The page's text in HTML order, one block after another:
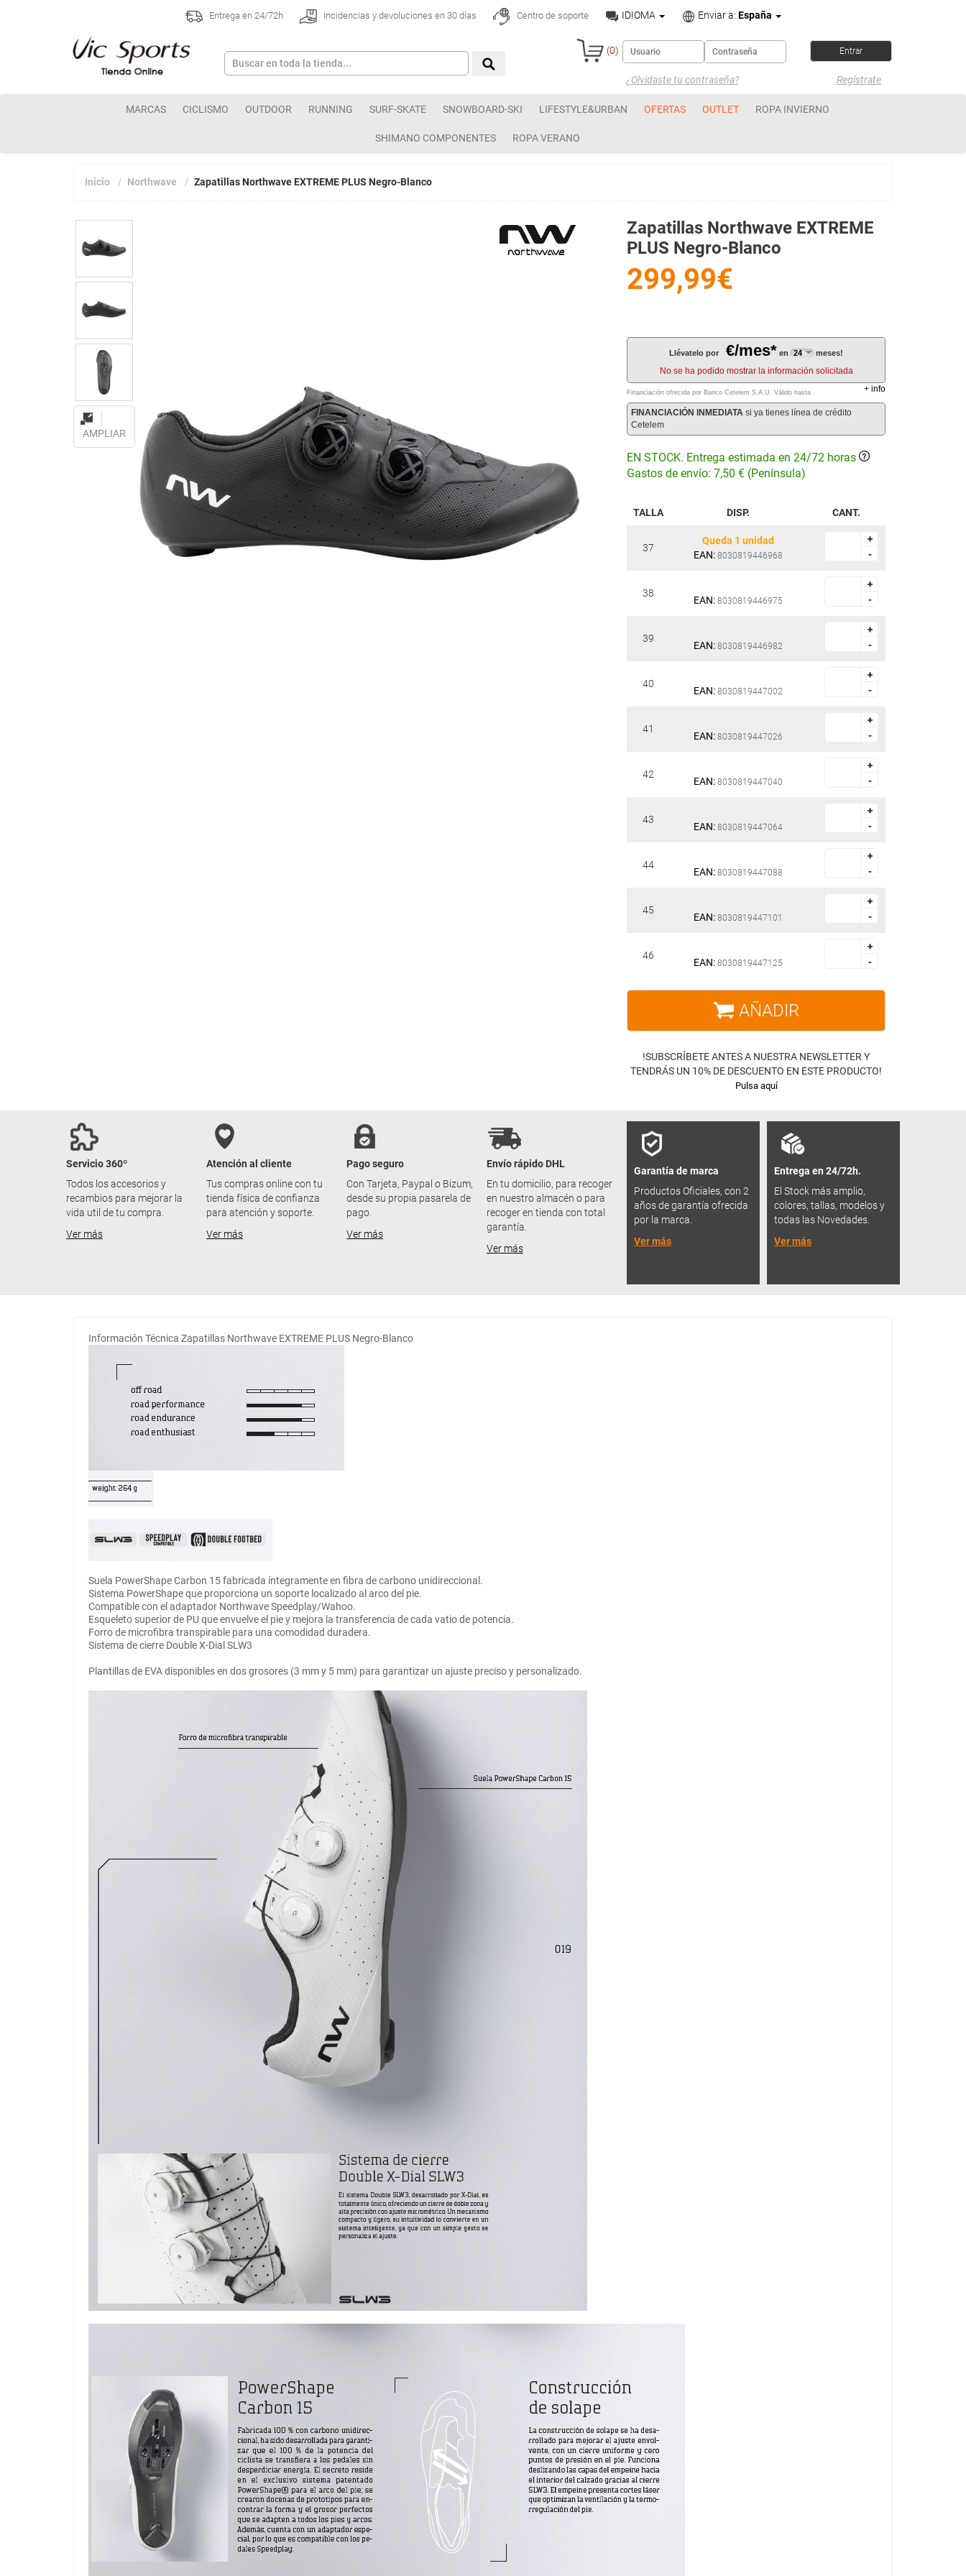
Entrega en 24/72h Incidencias y devoluciones en 30 días Centro de soporte IDIOMA Enviar a: España
(0)
¿Olvidaste tu contraseña? Regístrate
MARCAS CICLISMO OUTDOOR RUNNING SURF-SKATE SNOWBOARD-SKI LIFESTYLE&URBAN OFERTAS OUTLET ROPA INVIERNO
SHIMANO COMPONENTES ROPA VERANO
Inicio Northwave Zapatillas Northwave EXTREME PLUS Negro-Blanco
AMPLIAR
Zapatillas Northwave EXTREME
PLUS Negro-Blanco
299,99€
Llévatelo por €/mes* en meses!
No se ha podido mostrar la información solicitada
Financiación ofrecida por Banco Cetelem S.A.U. Válido hasta + info
FINANCIACIÓN INMEDIATA si ya tienes línea de crédito
Cetelem
EN STOCK. Entrega estimada en 24/72 horas
Gastos de envío: 7,50 € (Península)
TALLA DISP. CANT.
37
Queda 1 unidad
EAN: 8030819446968
+
-
+
-
38
EAN: 8030819446975
+
-
+
-
39
EAN: 8030819446982
+
-
+
-
40
EAN: 8030819447002
+
-
+
-
41
EAN: 8030819447026
+
-
+
-
42
EAN: 8030819447040
+
-
+
-
43
EAN: 8030819447064
+
-
+
-
44
EAN: 8030819447088
+
-
+
-
45
EAN: 8030819447101
+
-
+
-
46
EAN: 8030819447125
+
-
+
-
AÑADIR
!SUBSCRÍBETE ANTES A NUESTRA NEWSLETTER Y
TENDRÁS UN 10% DE DESCUENTO EN ESTE PRODUCTO!
Pulsa aquí
Servicio 360º
Todos los accesorios y
recambios para mejorar la
vida util de tu compra.
Ver más
Atención al cliente
Tus compras online con tu
tienda física de confianza
para atención y soporte.
Ver más
Pago seguro
Con Tarjeta, Paypal o Bizum,
desde su propia pasarela de
pago.
Ver más
Envío rápido DHL
En tu domicilio, para recoger
en nuestro almacén o para
recoger en tienda con total
garantía.
Ver más
Garantía de marca
Productos Oficiales, con 2
años de garantía ofrecida
por la marca.
Ver más
Entrega en 24/72h.
El Stock más amplio,
colores, tallas, modelos y
todas las Novedades.
Ver más
Información Técnica Zapatillas Northwave EXTREME PLUS Negro-Blanco
Suela PowerShape Carbon 15 fabricada íntegramente en fibra de carbono unidireccional.
Sistema PowerShape que proporciona un soporte localizado al arco del pie.
Compatible con el adaptador Northwave Speedplay/Wahoo.
Esqueleto superior de PU que envuelve el pie y mejora la transferencia de cada vatio de potencia.
Forro de microfibra transpirable para una comodidad duradera.
Sistema de cierre Double X-Dial SLW3
Plantillas de EVA disponibles en dos grosores (3 mm y 5 mm) para garantizar un ajuste preciso y personalizado.